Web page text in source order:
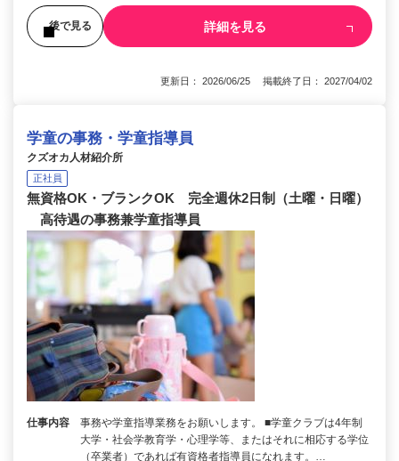
後で見る 詳細を見る
更新日： 2026/06/25 掲載終了日： 2027/04/02
学童の事務・学童指導員
クズオカ人材紹介所
正社員
無資格OK・ブランクOK 完全週休2日制（土曜・日曜）
高待遇の事務兼学童指導員
仕事内容
事務や学童指導業務をお願いします。 ■学童クラブは4年制
大学・社会学教育学・心理学等、またはそれに相応する学位
（卒業者）であれば有資格者指導員になれます。…